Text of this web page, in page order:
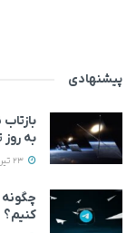
پیشنهادی
به
چگونه
کنیم؟